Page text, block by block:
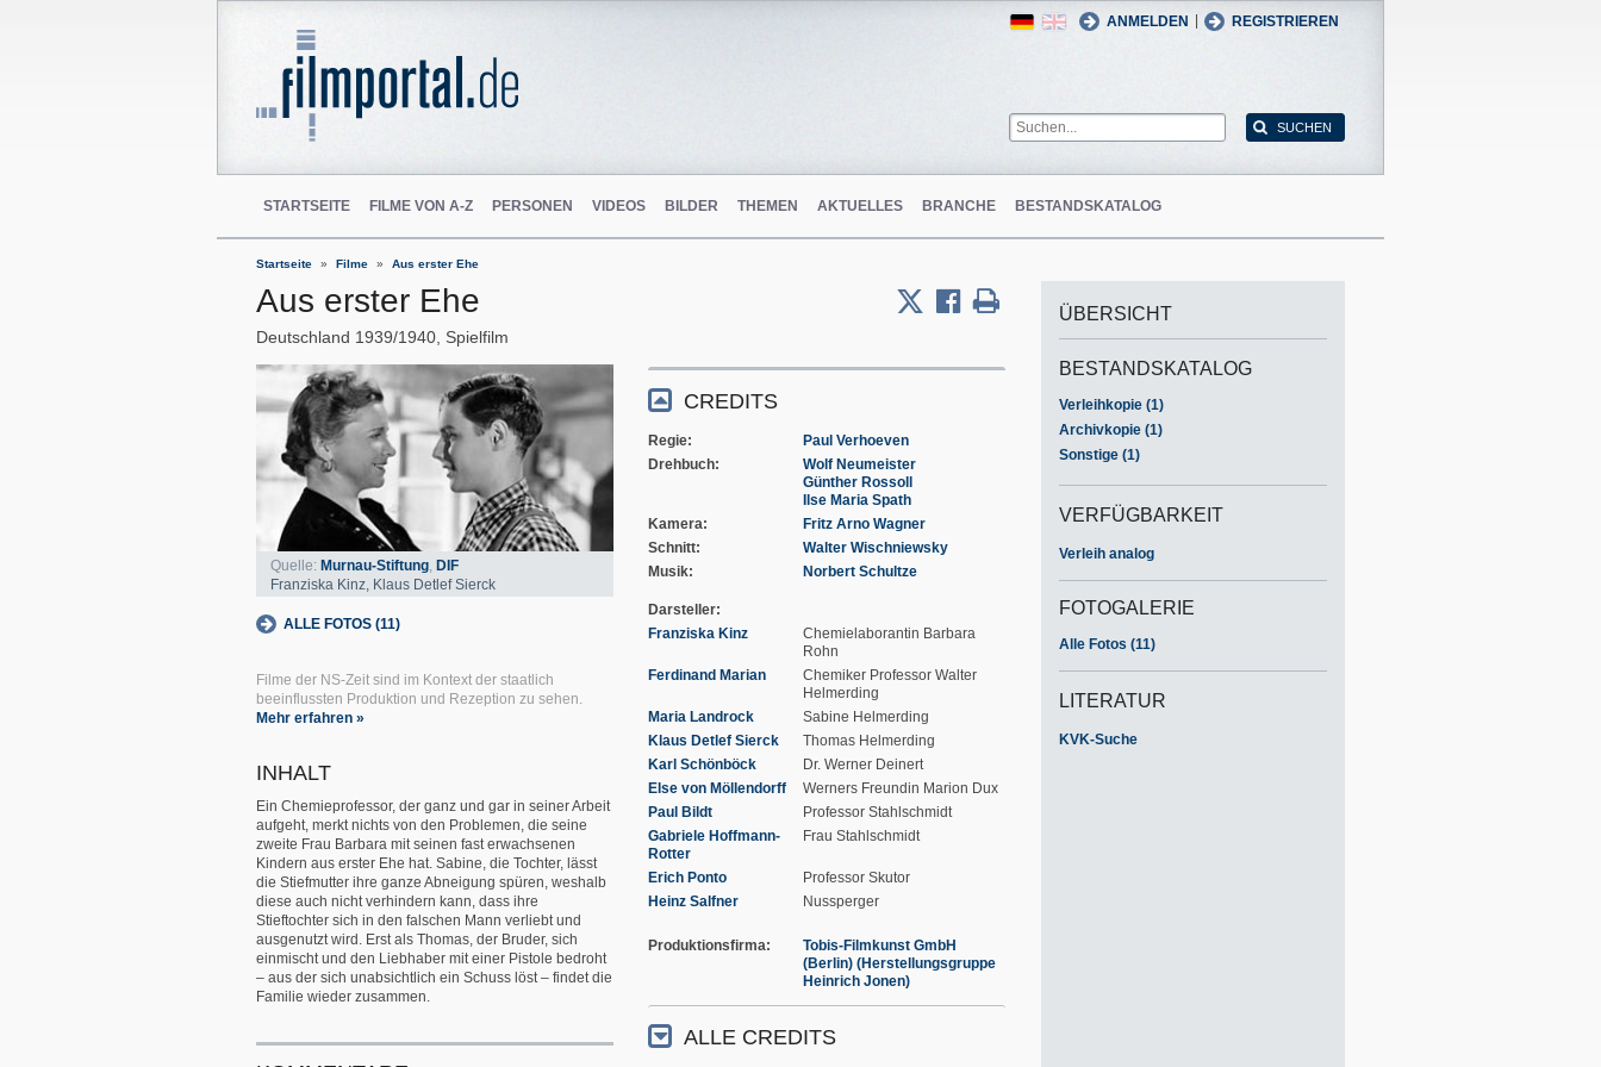
ANMELDEN REGISTRIEREN
English
German
STARTSEITE FILME VON A-Z PERSONEN VIDEOS BILDER THEMEN AKTUELLES BRANCHE BESTANDSKATALOG
Startseite Filme Aus erster Ehe
Aus erster Ehe
Deutschland 1939/1940 Spielfilm
Quelle: Murnau-Stiftung DIF
Franziska Kinz, Klaus Detlef Sierck
ALLE FOTOS (11)
Filme der NS-Zeit sind im Kontext der staatlich
beeinflussten Produktion und Rezeption zu sehen.
Mehr erfahren »
INHALT
Ein Chemieprofessor, der ganz und gar in seiner Arbeit
aufgeht, merkt nichts von den Problemen, die seine
zweite Frau Barbara mit seinen fast erwachsenen
Kindern aus erster Ehe hat. Sabine, die Tochter, lässt
die Stiefmutter ihre ganze Abneigung spüren, weshalb
diese auch nicht verhindern kann, dass ihre
Stieftochter sich in den falschen Mann verliebt und
ausgenutzt wird. Erst als Thomas, der Bruder, sich
einmischt und den Liebhaber mit einer Pistole bedroht
– aus der sich unabsichtlich ein Schuss löst – findet die
Familie wieder zusammen.
CREDITS
Regie
Paul Verhoeven
Drehbuch
Wolf Neumeister
Günther Rossoll
Ilse Maria Spath
Kamera
Fritz Arno Wagner
Schnitt
Walter Wischniewsky
Musik
Norbert Schultze
Darsteller
Franziska Kinz
Chemielaborantin Barbara
Rohn
Ferdinand Marian
Chemiker Professor Walter
Helmerding
Maria Landrock
Sabine Helmerding
Klaus Detlef Sierck
Thomas Helmerding
Karl Schönböck
Dr. Werner Deinert
Else von Möllendorff
Werners Freundin Marion Dux
Paul Bildt
Professor Stahlschmidt
Gabriele Hoffmann-
Rotter
Frau Stahlschmidt
Erich Ponto
Professor Skutor
Heinz Salfner
Nussperger
Produktionsfirma
Tobis-Filmkunst GmbH
(Berlin) (Herstellungsgruppe
Heinrich Jonen)
ALLE CREDITS
ÜBERSICHT
BESTANDSKATALOG
Verleihkopie (1)
Archivkopie (1)
Sonstige (1)
VERFÜGBARKEIT
Verleih analog
FOTOGALERIE
Alle Fotos (11)
LITERATUR
KVK-Suche